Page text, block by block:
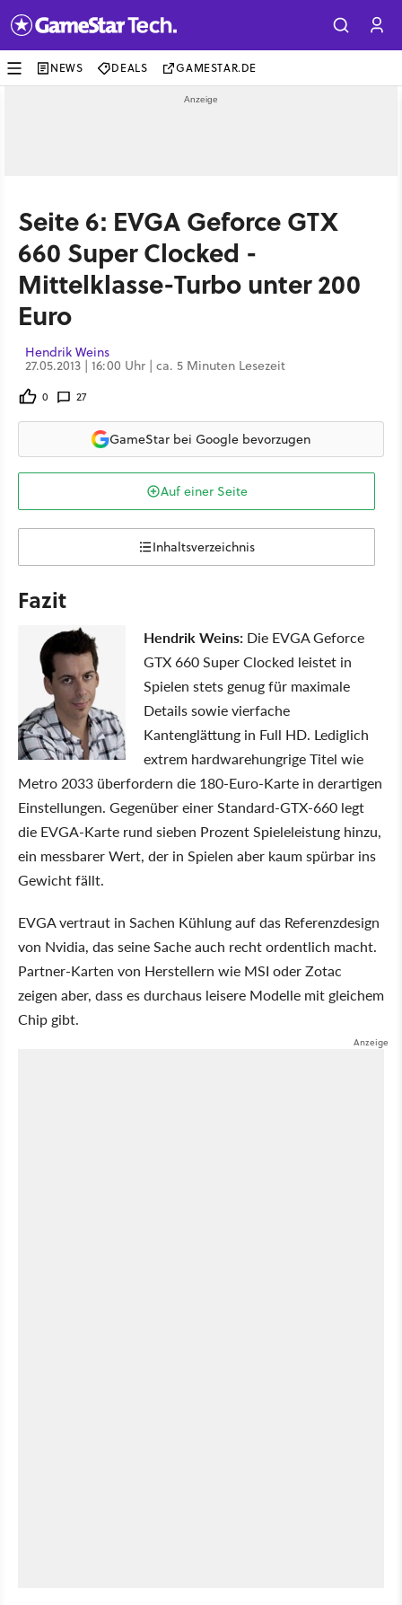
NEWS DEALS GAMESTAR.DE
Seite 6: EVGA Geforce GTX
660 Super Clocked -
Mittelklasse-Turbo unter 200
Euro
Hendrik Weins
27.05.2013 | 16:00 Uhr | ca. 5 Minuten Lesezeit
0 27
GameStar bei Google bevorzugen
Auf einer Seite
Inhaltsverzeichnis
Fazit
Hendrik Weins: Die EVGA Geforce
GTX 660 Super Clocked leistet in
Spielen stets genug für maximale
Details sowie vierfache
Kantenglättung in Full HD. Lediglich
extrem hardwarehungrige Titel wie
Metro 2033 überfordern die 180-Euro-Karte in derartigen
Einstellungen. Gegenüber einer Standard-GTX-660 legt
die EVGA-Karte rund sieben Prozent Spieleleistung hinzu,
ein messbarer Wert, der in Spielen aber kaum spürbar ins
Gewicht fällt.
EVGA vertraut in Sachen Kühlung auf das Referenzdesign
von Nvidia, das seine Sache auch recht ordentlich macht.
Partner-Karten von Herstellern wie MSI oder Zotac
zeigen aber, dass es durchaus leisere Modelle mit gleichem
Chip gibt.